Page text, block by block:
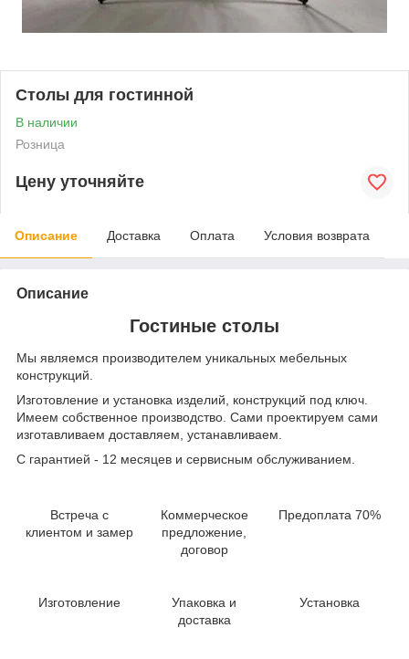
Столы для гостинной
В наличии
Розница
Цену уточняйте
Описание Доставка Оплата Условия возврата
Описание
Гостиные столы
Мы являемся производителем уникальных мебельных
конструкций.
Изготовление и установка изделий, конструкций под ключ.
Имеем собственное производство. Сами проектируем сами
изготавливаем доставляем, устанавливаем.
С гарантией - 12 месяцев и сервисным обслуживанием.
Встреча с
клиентом и замер
Коммерческое
предложение,
договор
Предоплата 70%
Изготовление
Упаковка и
доставка
Установка